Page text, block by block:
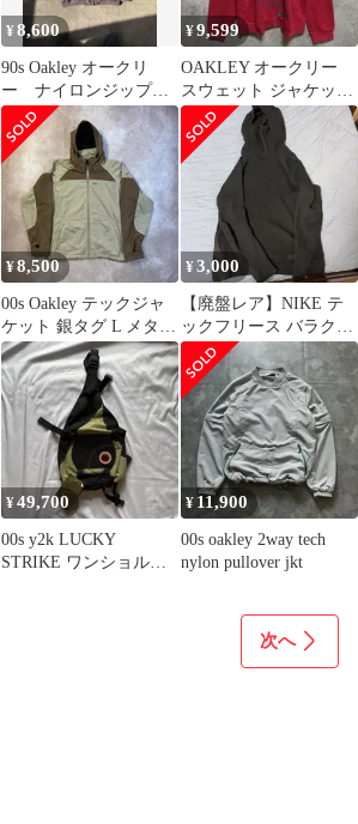
¥8,600
90s Oakley オークリ
ー ナイロンジップパ
ーカー 赤タグ 希少
¥9,599
OAKLEY オークリー
スウェット ジャケット
ヴィンテージ Y2K 00s
¥8,500
00s Oakley テックジャ
ケット 銀タグ L メタル
ロゴ アーカイブ
¥3,000
【廃盤レア】NIKE テ
ックフリース バラクラ
バ サイドスプリット
¥49,700
00s y2k LUCKY
STRIKE ワンショルダ
¥ 11,900
00s oakley 2way tech
nylon pullover jkt
次へ